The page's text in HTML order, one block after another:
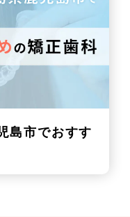
島市でおすす